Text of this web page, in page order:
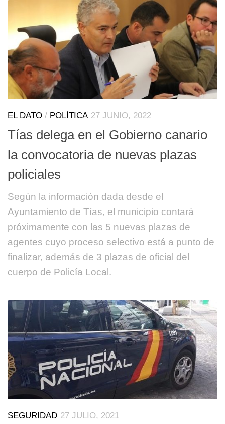
EL DATO / POLÍTICA 27 JUNIO, 2022
Tías delega en el Gobierno canario
la convocatoria de nuevas plazas
policiales
Según la información dada desde el
Ayuntamiento de Tías, el municipio contará
próximamente con las 5 nuevas plazas de
agentes cuyo proceso selectivo está a punto de
finalizar, además de 3 plazas de oficial del
cuerpo de Policía Local.
SEGURIDAD 27 JULIO, 2021